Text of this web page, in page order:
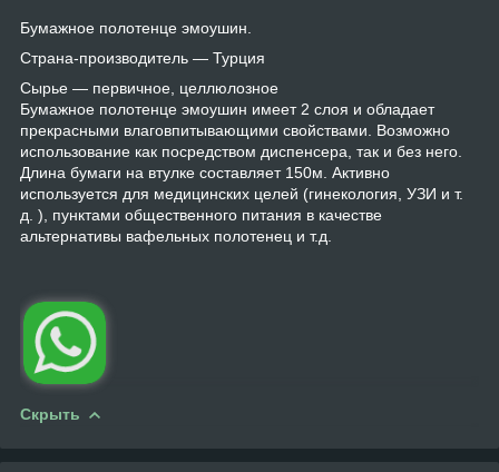
Бумажное полотенце эмоушин.
Страна-производитель — Турция
Сырье — первичное, целлюлозное
Бумажное полотенце эмоушин имеет 2 слоя и обладает
прекрасными влаговпитывающими свойствами. Возможно
использование как посредством диспенсера, так и без него.
Длина бумаги на втулке составляет 150м. Активно
используется для медицинских целей (гинекология, УЗИ и т.
д. ), пунктами общественного питания в качестве
альтернативы вафельных полотенец и т.д.
Скрыть